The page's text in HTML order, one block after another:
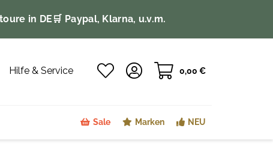
in DE 🛒 Paypal, Klarna, u.v.m.
Hilfe & Service 0,00 €
Sale Marken NEU